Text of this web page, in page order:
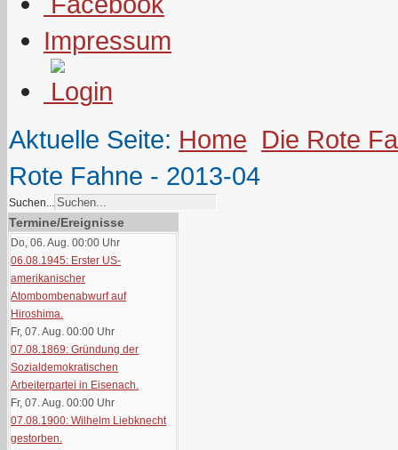
Impressum
Aktuelle Seite: Home Die Rote
Rote Fahne - 2013-04
Suchen...
Termine/Ereignisse
Do, 06. Aug. 00:00 Uhr
06.08.1945: Erster US-
amerikanischer
Atombombenabwurf auf
Hiroshima.
Fr, 07. Aug. 00:00 Uhr
07.08.1869: Gründung der
Sozialdemokratischen
Arbeiterpartei in Eisenach.
Fr, 07. Aug. 00:00 Uhr
07.08.1900: Wilhelm Liebknecht
gestorben.